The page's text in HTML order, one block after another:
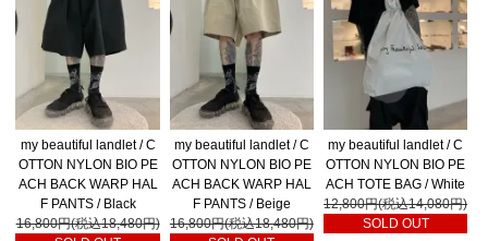
my beautiful landlet / C
OTTON NYLON BIO PE
ACH BACK WARP HAL
F PANTS / Black
16,800円(税込18,480円)
my beautiful landlet / C
OTTON NYLON BIO PE
ACH BACK WARP HAL
F PANTS / Beige
16,800円(税込18,480円)
my beautiful landlet / C
OTTON NYLON BIO PE
ACH TOTE BAG / White
12,800円(税込14,080円)
SOLD OUT